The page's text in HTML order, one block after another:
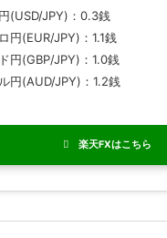
(USD/JPY)：0.3銭
円(EUR/JPY)：1.1銭
円(GBP/JPY)：1.0銭
円(AUD/JPY)：1.2銭
楽天FX